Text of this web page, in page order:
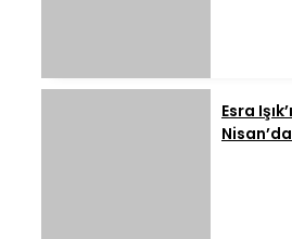
Esra